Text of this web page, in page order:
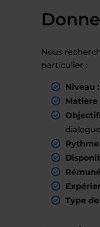
Nous
particulier :
Niveau :
Matière
Rythme
Type